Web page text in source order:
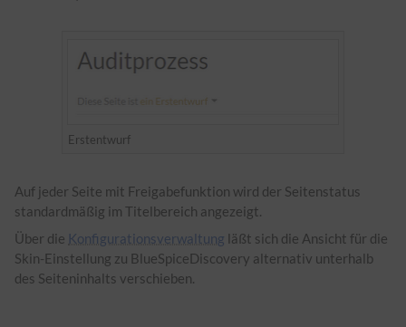
Erstentwurf
Auf jeder Seite mit Freigabefunktion wird der Seitenstatus
standardmäßig im Titelbereich angezeigt.
Über die Konfigurationsverwaltung läßt sich die Ansicht für die
Skin-Einstellung zu BlueSpiceDiscovery alternativ unterhalb
des Seiteninhalts verschieben.